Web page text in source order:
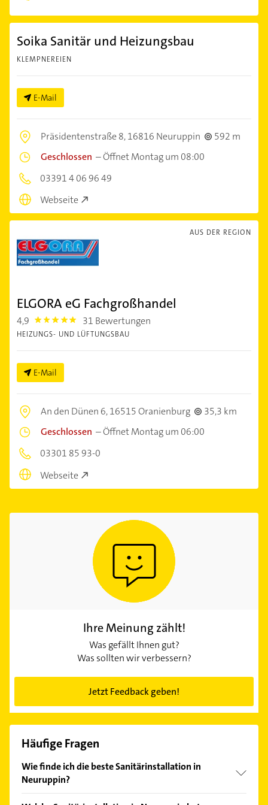
Soika Sanitär und Heizungsbau
KLEMPNEREIEN
E-Mail
Präsidentenstraße 8,16816 Neuruppin
592 m
Geschlossen –Öffnet Montag um 08:00
03391 4 06 96 49
Webseite
AUS DER REGION
ELGORA eG Fachgroßhandel
4,9 4.9 31 Bewertungen
HEIZUNGS- UND LÜFTUNGSBAU
E-Mail
An den Dünen 6,16515 Oranienburg
35,3 km
Geschlossen –Öffnet Montag um 06:00
03301 85 93-0
Webseite
Ihre Meinung zählt!
Was gefällt Ihnen gut?
Was sollten wir verbessern?
Jetzt Feedback geben!
Häufige Fragen
Wie finde ich die beste Sanitärinstallation in
Neuruppin?